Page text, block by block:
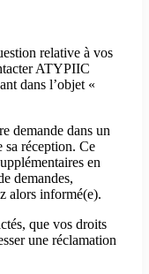
relative à vos
ATYPIIC
dans l’objet «
demande dans un
sa réception. Ce
en
demandes,
alors informé(e).
que vos droits
une réclamation